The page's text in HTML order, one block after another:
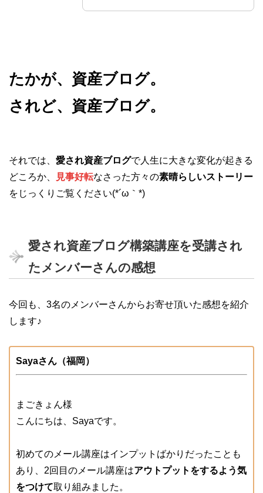
たかが、資産ブログ。
されど、資産ブログ。
それでは、 愛され資産ブログで人生に大きな変化が起きる
どころか、
見事好転なさった方々の素晴らしいストーリー
をじっくりご覧ください(*´ω｀*)
愛され資産ブログ構築講座を受講され
たメンバーさんの感想
今回も、3名のメンバーさんからお寄せ頂いた感想を紹介
します♪
Sayaさん（福岡）
まごきょん様
こんにちは、Sayaです。
初めてのメール講座はインプットばかりだったことも
あり、2回目のメール講座はアウトプットをするよう気
をつけて取り組みました。